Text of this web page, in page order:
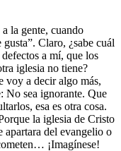
la gente, cuando
Claro, ¿sabe cuál
a mí, que los
iglesia no tiene?
voy a decir algo más,
No sea ignorante. Que
esa es otra cosa.
la iglesia de Cristo
apartara del evangelio o
¡Imagínese!